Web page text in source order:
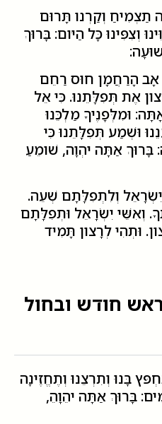
תַצְמִיחַ וְקַרְנו תָּרוּם
וְצִפִּינוּ כָּל הַיּום: בָּרוּךְ
אָב הָרַחֲמָן חוּס רַחֵם
אֶת תְּפִלָּתֵנוּ. כִּי אֵל
וּמִלְּפָנֶיךָ מַלְכֵּנוּ
וּשְׁמַע תְּפִלָּתֵנוּ כִּי
אַתָּה יהְוָה, שׁומֵעַ
וְלִתְפִלָּתָם שְׁעֵה.
וְאִשֵּׁי יִשְׂרָאֵל וּתְפִלָּתָם
וּתְהִי לְרָצון תָּמִיד
חודש ובחול
בָּנוּ וְתִרְצֵנוּ וְתֶחֱזֶינָה
בָּרוּךְ אַתָּה יהֵוָהֵ,